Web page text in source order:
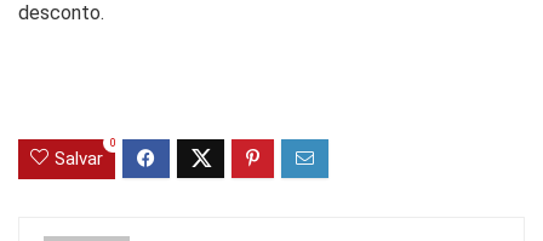
desconto.
Salvar
0